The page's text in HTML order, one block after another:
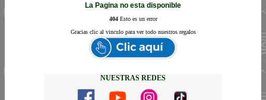
La Pagina no esta disponible
404Esto es un error
Gracias clic al vinculo para ver todo nuestros regalos
NUESTRAS REDES